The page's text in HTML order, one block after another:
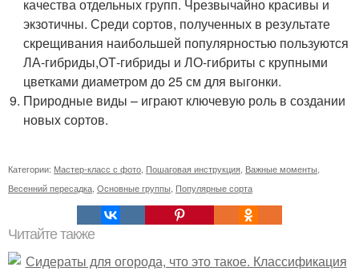
качества отдельных групп. Чрезвычайно красивы и
экзотичны. Среди сортов, полученных в результате
скрещивания наибольшей популярностью пользуются
ЛА-гибриды,ОТ-гибриды и ЛО-гибриты с крупными
цветками диаметром до 25 см для выгонки.
Природные виды – играют ключевую роль в создании
новых сортов.
Категории: Мастер-класс с фото, Пошаговая инструкция, Важные моменты,
Весенний пересадка, Основные группы, Популярные сорта
Читайте также